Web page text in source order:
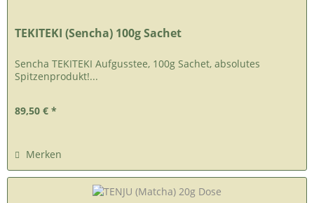
TEKITEKI (Sencha) 100g Sachet
Sencha TEKITEKI Aufgusstee, 100g Sachet, absolutes
Spitzenprodukt!...
89,50 € *
Merken